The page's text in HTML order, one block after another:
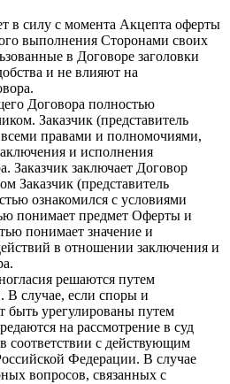
в силу с момента Акцепта оферты
выполнения Сторонами своих
в Договоре заголовки
и не влияют на
Договора полностью
Заказчик (представитель
всеми правами и полномочиями,
и исполнения
Заказчик заключает Договор
Заказчик (представитель
ознакомился с условиями
понимает предмет Оферты и
понимает значение и
в отношении заключения и
решаются путем
В случае, если споры и
быть урегулированы путем
на рассмотрение в суд
соответствии с действующим
Федерации. В случае
вопросов, связанных с